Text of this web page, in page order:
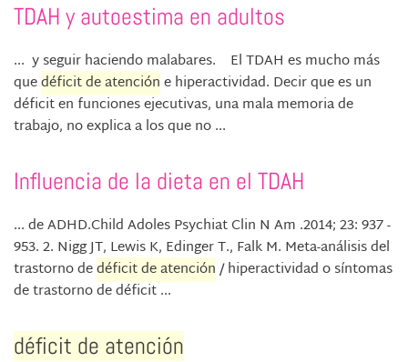
TDAH y autoestima en adultos
... y seguir haciendo malabares. El TDAH es mucho más
quedéficit de atencióne hiperactividad. Decir que es un
déficit en funciones ejecutivas, una mala memoria de
trabajo, no explica a los que no ...
Influencia de la dieta en el TDAH
... de ADHD.Child Adoles Psychiat Clin N Am .2014; 23: 937 -
953. 2. Nigg JT, Lewis K, Edinger T., Falk M. Meta-análisis del
trastorno dedéficit de atención/ hiperactividad o síntomas
de trastorno de déficit ...
déficit de atención